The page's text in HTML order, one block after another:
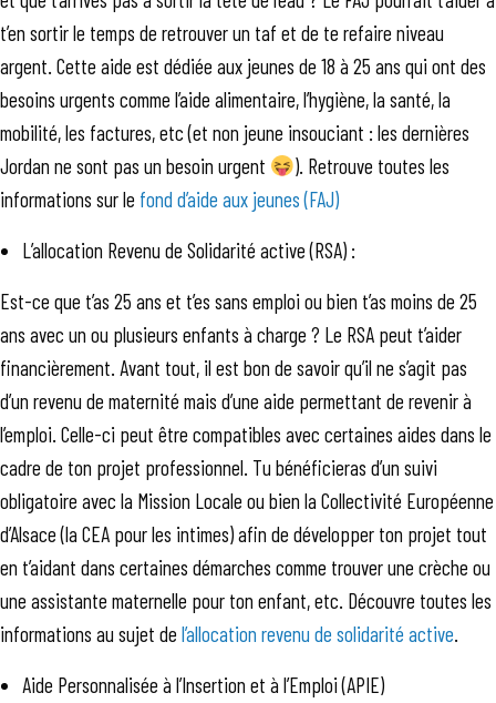
t’en sortir le temps de retrouver un taf et de te refaire niveau
argent. Cette aide est dédiée aux jeunes de 18 à 25 ans qui ont des
besoins urgents comme l’aide alimentaire, l’hygiène, la santé, la
mobilité, les factures, etc (et non jeune insouciant : les dernières
Jordan ne sont pas un besoin urgent
). Retrouve toutes les
informations sur le fond d’aide aux jeunes (FAJ)
L’allocation Revenu de Solidarité active (RSA) :
Est-ce que t’as 25 ans et t’es sans emploi ou bien t’as moins de 25
ans avec un ou plusieurs enfants à charge ? Le RSA peut t’aider
financièrement. Avant tout, il est bon de savoir qu’il ne s’agit pas
d’un revenu de maternité mais d’une aide permettant de revenir à
l’emploi. Celle-ci peut être compatibles avec certaines aides dans le
cadre de ton projet professionnel. Tu bénéficieras d’un suivi
obligatoire avec la Mission Locale ou bien la Collectivité Européenne
d’Alsace (la CEA pour les intimes) afin de développer ton projet tout
en t’aidant dans certaines démarches comme trouver une crèche ou
une assistante maternelle pour ton enfant, etc. Découvre toutes les
informations au sujet de l’allocation revenu de solidarité active.
Aide Personnalisée à l’Insertion et à l’Emploi (APIE)